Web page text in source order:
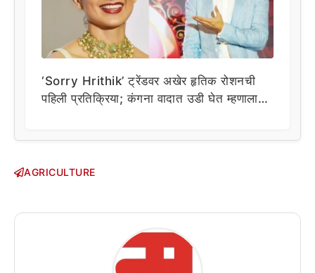
‘Sorry Hrithik’ ट्रेंडवर अखेर हृतिक रोशनची
पहिली प्रतिक्रिया; कंगना वादात उडी घेत म्हणाला…
AGRICULTURE